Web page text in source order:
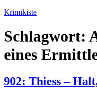
Zum
springen
Krimikiste
Schlagwort:
eines
902: Thiess –